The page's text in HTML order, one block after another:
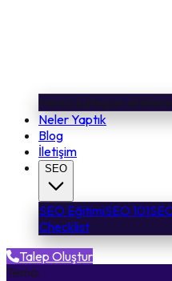
Henüz kategori
Neler Yaptık
Blog
İletişim
SEO
SEO EğitimiSEO 101
Checklist
Talep Oluştur
Tema: